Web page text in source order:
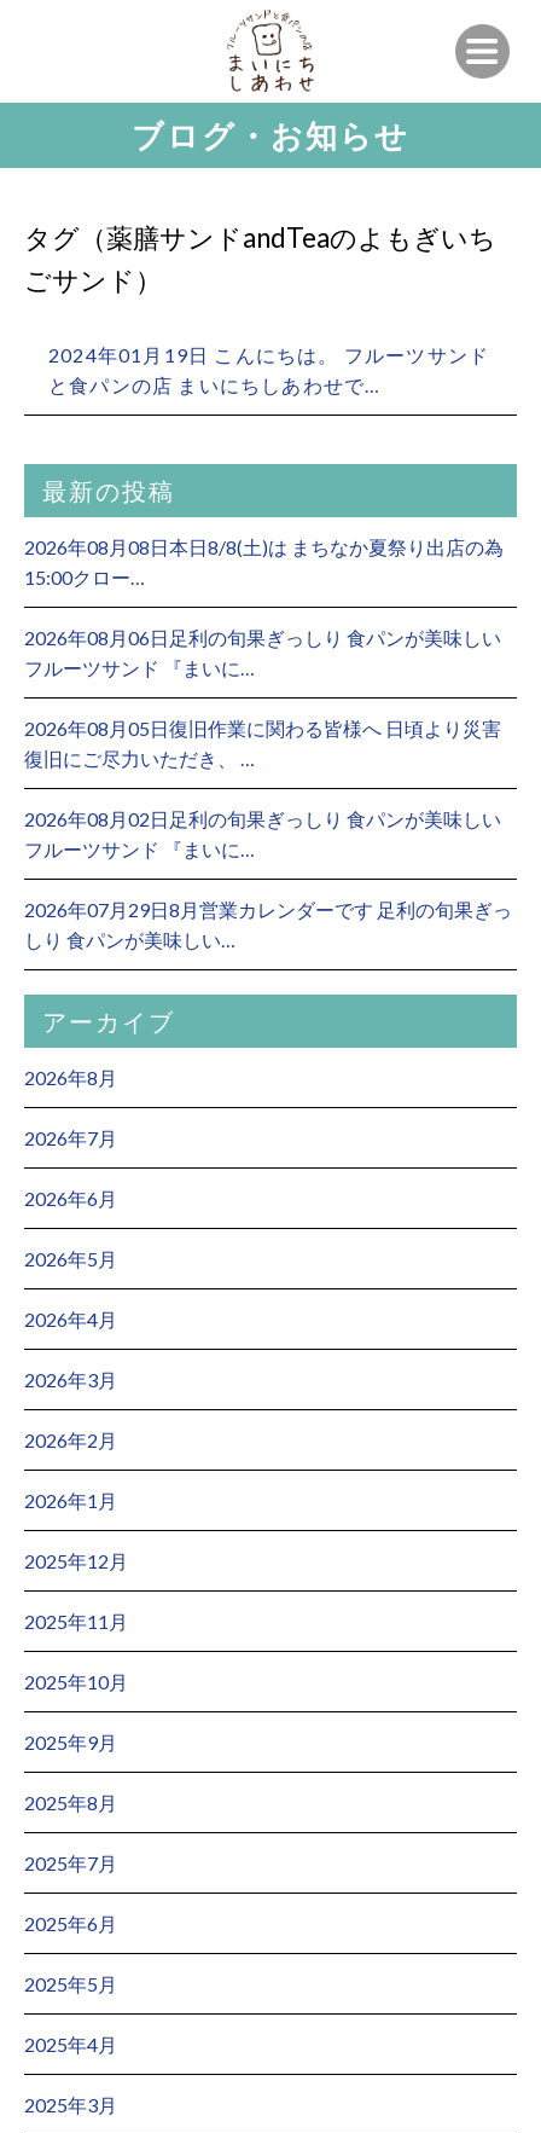
ブログ・お知らせ
タグ（薬膳サンドandTeaのよもぎいち
ごサンド）
2024年01月19日 こんにちは。 フルーツサンド
と食パンの店 まいにちしあわせで…
最新の投稿
2026年08月08日本日8/8(土)は まちなか夏祭り出店の為
15:00クロー…
2026年08月06日足利の旬果ぎっしり 食パンが美味しい
フルーツサンド 『まいに…
2026年08月05日復旧作業に関わる皆様へ 日頃より災害
復旧にご尽力いただき、 …
2026年08月02日足利の旬果ぎっしり 食パンが美味しい
フルーツサンド 『まいに…
2026年07月29日8月営業カレンダーです 足利の旬果ぎっ
しり 食パンが美味しい…
アーカイブ
2026年8月
2026年7月
2026年6月
2026年5月
2026年4月
2026年3月
2026年2月
2026年1月
2025年12月
2025年11月
2025年10月
2025年9月
2025年8月
2025年7月
2025年6月
2025年5月
2025年4月
2025年3月